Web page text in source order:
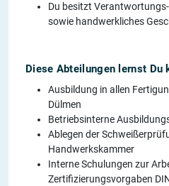
Du besitzt
sowie handwerkliches
Diese Abteilungen lernst Du
Ausbildung in allen
Dülmen
Betriebsinterne
Ablegen der
Handwerkskammer
Interne Schulungen zur
Zertifizierungsvorgaben